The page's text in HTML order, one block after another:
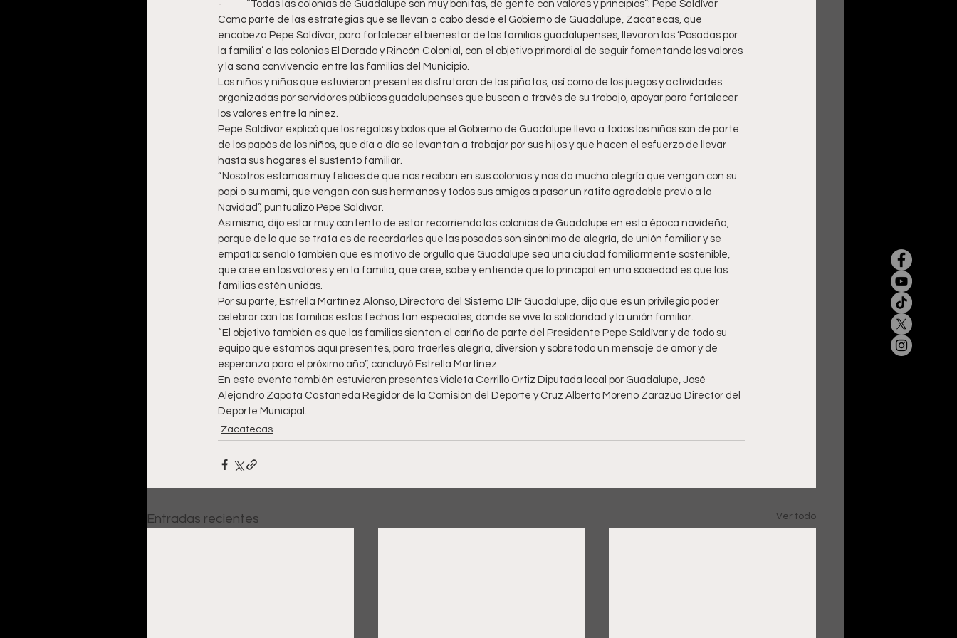
-	“Todas las colonias de Guadalupe son muy bonitas, de gente con valores y principios”: Pepe Saldívar
Como parte de las estrategias que se llevan a cabo desde el Gobierno de Guadalupe, Zacatecas, que
encabeza Pepe Saldívar, para fortalecer el bienestar de las familias guadalupenses, llevaron las ‘Posadas por
la familia’ a las colonias El Dorado y Rincón Colonial, con el objetivo primordial de seguir fomentando los valores
y la sana convivencia entre las familias del Municipio.
Los niños y niñas que estuvieron presentes disfrutaron de las piñatas, así como de los juegos y actividades
organizadas por servidores públicos guadalupenses que buscan a través de su trabajo, apoyar para fortalecer
los valores entre la niñez.
Pepe Saldívar explicó que los regalos y bolos que el Gobierno de Guadalupe lleva a todos los niños son de parte
de los papás de los niños, que día a día se levantan a trabajar por sus hijos y que hacen el esfuerzo de llevar
hasta sus hogares el sustento familiar.
“Nosotros estamos muy felices de que nos reciban en sus colonias y nos da mucha alegría que vengan con su
papi o su mami, que vengan con sus hermanos y todos sus amigos a pasar un ratito agradable previo a la
Navidad”, puntualizó Pepe Saldívar.
Asimismo, dijo estar muy contento de estar recorriendo las colonias de Guadalupe en esta época navideña,
porque de lo que se trata es de recordarles que las posadas son sinónimo de alegría, de unión familiar y se
empatía; señaló también que es motivo de orgullo que Guadalupe sea una ciudad familiarmente sostenible,
que cree en los valores y en la familia, que cree, sabe y entiende que lo principal en una sociedad es que las
familias estén unidas.
Por su parte, Estrella Martínez Alonso, Directora del Sistema DIF Guadalupe, dijo que es un privilegio poder
celebrar con las familias estas fechas tan especiales, donde se vive la solidaridad y la unión familiar.
“El objetivo también es que las familias sientan el cariño de parte del Presidente Pepe Saldívar y de todo su
equipo que estamos aquí presentes, para traerles alegría, diversión y sobretodo un mensaje de amor y de
esperanza para el próximo año”, concluyó Estrella Martínez.
En este evento también estuvieron presentes Violeta Cerrillo Ortiz Diputada local por Guadalupe, José
Alejandro Zapata Castañeda Regidor de la Comisión del Deporte y Cruz Alberto Moreno Zarazúa Director del
Deporte Municipal.
Zacatecas
Entradas recientes Ver todo